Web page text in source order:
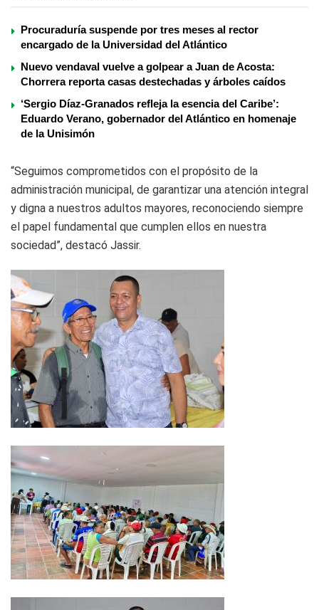
Procuraduría suspende por tres meses al rector
encargado de la Universidad del Atlántico
Nuevo vendaval vuelve a golpear a Juan de Acosta:
Chorrera reporta casas destechadas y árboles caídos
‘Sergio Díaz-Granados refleja la esencia del Caribe’:
Eduardo Verano, gobernador del Atlántico en homenaje
de la Unisimón
“Seguimos comprometidos con el propósito de la
administración municipal, de garantizar una atención integral
y digna a nuestros adultos mayores, reconociendo siempre
el papel fundamental que cumplen ellos en nuestra
sociedad”, destacó Jassir.